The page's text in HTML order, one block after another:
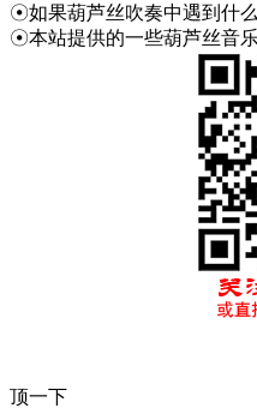
☉如果葫芦丝吹奏中遇到什
☉本站提供的一些葫芦丝音
顶一下